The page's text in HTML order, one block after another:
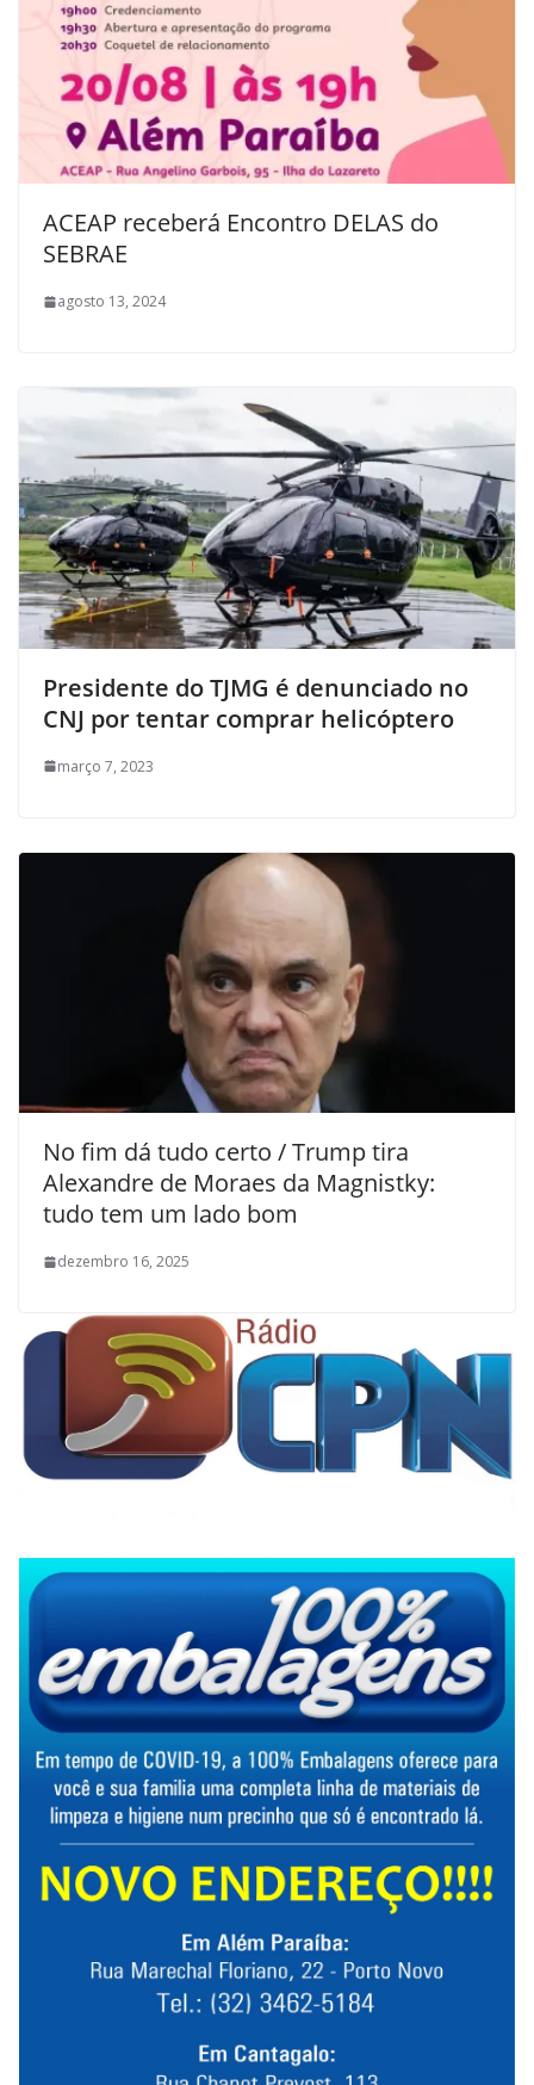
ACEAP receberá Encontro DELAS do
SEBRAE
agosto 13, 2024
Presidente do TJMG é denunciado no
CNJ por tentar comprar helicóptero
março 7, 2023
No fim dá tudo certo / Trump tira
Alexandre de Moraes da Magnistky:
tudo tem um lado bom
dezembro 16, 2025